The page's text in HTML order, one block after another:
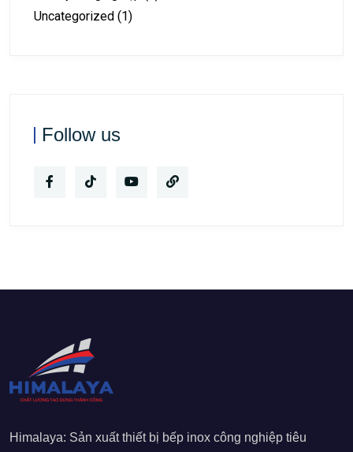
Uncategorized (1)
Follow us
Himalaya: Sản xuất thiết bị bếp inox công nghiệp tiêu